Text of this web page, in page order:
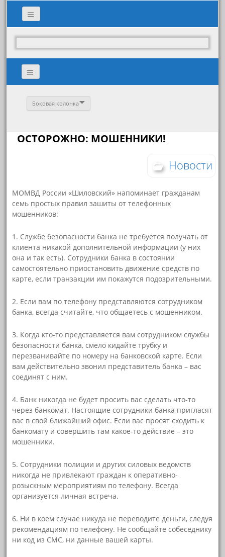
Боковая колонка
ОСТОРОЖНО: МОШЕННИКИ!
Новости
МОМВД России «Шиловский» напоминает гражданам
семь простых правил зашиты от телефонных
мошенников:
1. Службе безопасности банка не требуется получать от
клиента никакой дополнительной информации (у них
она и так есть). Сотрудники банка в состоянии
самостоятельно приостановить движение средств по
карте, если транзакции им покажутся подозрительными.
2. Если вам по телефону представляются сотрудником
банка, всегда считайте, что общаетесь с мошенником.
3. Когда кто-то представляется вам сотрудником службы
безопасности банка, смело кидайте трубку и
перезванивайте по номеру на банковской карте. Если
вам действительно звонил представитель банка – вас
соединят с ним.
4. Банк никогда не будет просить вас сделать что-то
через банкомат. Настоящие сотрудники банка пригласят
вас в свой ближайший офис. Если вас просят сходить к
банкомату и совершить там какое-то действие – это
мошенники.
5. Сотрудники полиции и других силовых ведомств
никогда не привлекают граждан к оперативно-
розыскным мероприятиям по телефону. Всегда
организуется личная встреча.
6. Ни в коем случае никуда не переводите деньги, следуя
рекомендациям по телефону. Не сообщайте собеседнику
ни код из СМС, ни данные вашей карты.